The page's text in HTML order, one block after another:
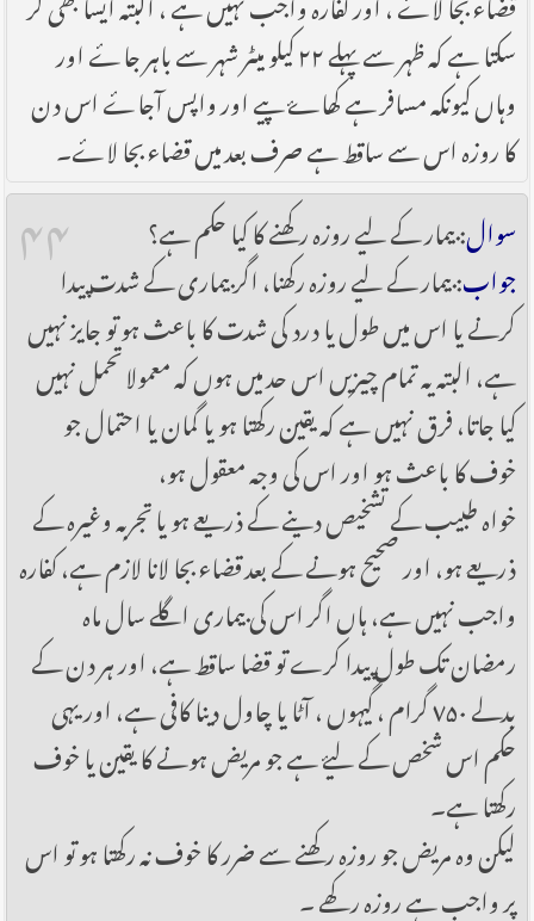
سکتا ہے کہ ظہر سے پہلے ۲۲ کیلو میٹر شہر سے باہر جاۓ اور
وہاں کیونکہ مسافر ہے کھا‍ۓ پیے اور واپس آجاۓ اس دن
کا روزہ اس سے ساقط ہے صرف بعد میں قضاء بجا لاۓ۔
۴۴ سوال: بیمار کے لیے روزہ رکھنے کا کیا حکم ہے؟
جواب: بیمار کے لیے روزہ رکھنا، اگر بیماری کے شدت پیدا
کرنے یا اس میں طول یا درد کی شدت کا باعث ہو تو جایز نہیں
ہے، البتہ یہ تمام چیزیں اس حد میں ہوں کہ معمولا تحمل نہیں
کیا جاتا، فرق نہیں ہے کہ یقین رکھتا ہو یا گمان یا احتمال جو
خوف کا باعث ہو اور اس کی وجہ معقول ہو،
خواہ طبیب کے تشخیص دینے کے ذریعے ہو یا تجربہ وغیرہ کے
ذریعے ہو، اور صحیح ہونے کے بعد قضاء بجا لانا لازم ہے، کفارہ
واجب نہیں ہے، ہاں اگر اس کی بیماری اگلے سال ماہ
رمضان تک طول پیدا کرے تو قضا ساقط ہے، اور ہر دن کے
بدلے ۷۵۰ گرام ، گیہوں ، آٹا یا چاول دینا کافی ہے، اور یہی
حکم اس شخص کے لیۓ ہے جو مریض ہونے کا یقین یا خوف
رکھتا ہے۔
لیکن وہ مریض جو روزہ رکھنے سے ضرر کا خوف نہ رکھتا ہو تو اس
پر واجب ہے روزہ رکھے ۔